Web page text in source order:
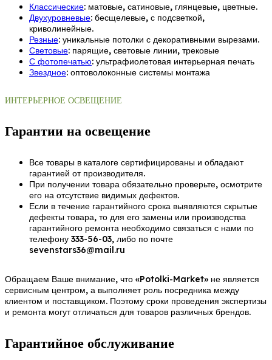
Классические: матовые, сатиновые, глянцевые, цветные.
Двухуровневые: бесщелевые, с подсветкой,
криволинейные.
Резные: уникальные потолки с декоративными вырезами.
Световые: парящие, световые линии, трековые
С фотопечатью: ультрафиолетовая интерьерная печать
Звездное: оптоволоконные системы монтажа
ИНТЕРЬЕРНОЕ ОСВЕЩЕНИЕ
Гарантии на освещение
Все товары в каталоге сертифицированы и обладают
гарантией от производителя.
При получении товара обязательно проверьте, осмотрите
его на отсутствие видимых дефектов.
Если в течение гарантийного срока выявляются скрытые
дефекты товара, то для его замены или производства
гарантийного ремонта необходимо связаться с нами по
телефону 333-56-03, либо по почте
sevenstars36@mail.ru
Обращаем Ваше внимание, что «Potolki-Market» не является
сервисным центром, а выполняет роль посредника между
клиентом и поставщиком. Поэтому сроки проведения экспертизы
и ремонта могут отличаться для товаров различных брендов.
Гарантийное обслуживание